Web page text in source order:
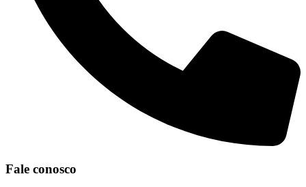
Fale conosco